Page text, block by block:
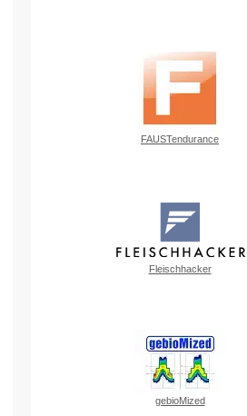
FAUSTendurance
Fleischhacker
gebioMized